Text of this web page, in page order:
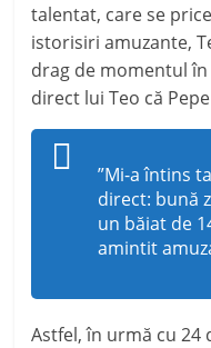
talentat, care se
istorisiri amuzante,
drag de momentul
direct lui Teo că
”Mi-a întins
direct: bună
un băiat de
amintit
Astfel, în urmă cu 24